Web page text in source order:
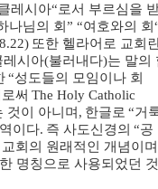
레시아“로서 부르심을
나님의 회 ” “여호와의 회
또한 헬라어로 교회
레시아(불러내다)는 말의
“성도들의 모임이나 회
써 The Holy Catholic
것이 아니며 , 한글로 “거
이다. 즉 사도신경의 “공
회의 원래적인 개념이며
명칭으로 사용되었던